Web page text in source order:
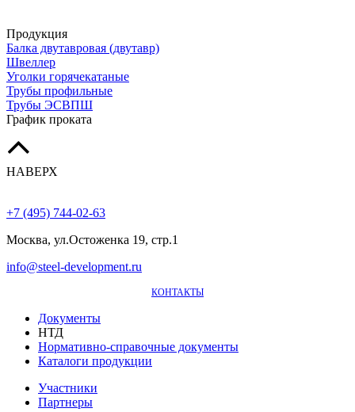
Продукция
Балка двутавровая (двутавр)
Швеллер
Уголки горячекатаные
Трубы профильные
Трубы ЭСВПШ
График проката
НАВЕРХ
+7 (495) 744-02-63
Москва, ул.Остоженка 19, стр.1
info@steel-development.ru
КОНТАКТЫ
Документы
НТД
Нормативно-справочные документы
Каталоги продукции
Участники
Партнеры